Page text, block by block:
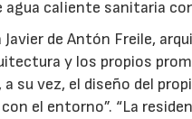
agua caliente sanitaria
de Antón Freile,
y los propios
a su vez, el diseño del
el entorno”. “La